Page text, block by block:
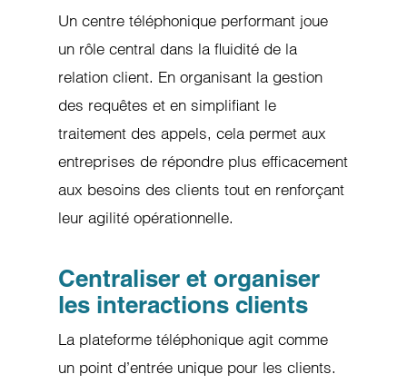
Un centre téléphonique performant joue
un rôle central dans la fluidité de la
relation client. En organisant la gestion
des requêtes et en simplifiant le
traitement des appels, cela permet aux
entreprises de répondre plus efficacement
aux besoins des clients tout en renforçant
leur agilité opérationnelle.
Centraliser et organiser
les interactions clients
La plateforme téléphonique agit comme
un point d’entrée unique pour les clients.